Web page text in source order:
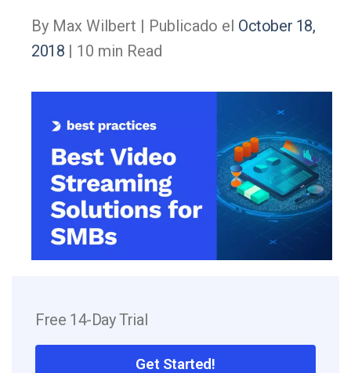
By Max Wilbert | Publicado el October 18,
2018 | 10 min Read
Free 14-Day Trial
Get Started!